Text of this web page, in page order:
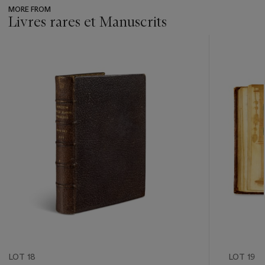
MORE FROM
Livres rares et Manuscrits
LOT 18 LOT 19